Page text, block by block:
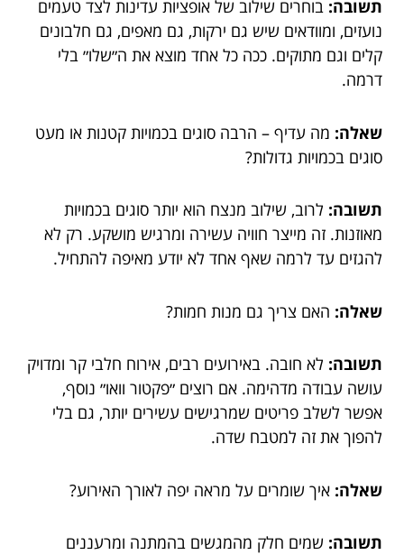
תשובה: בוחרים שילוב של אופציות עדינות לצד טעמים
נועזים, ומוודאים שיש גם ירקות, גם מאפים, גם חלבונים
קלים וגם מתוקים. ככה כל אחד מוצא את ה״שלו״ בלי
דרמה.
שאלה: מה עדיף – הרבה סוגים בכמויות קטנות או מעט
סוגים בכמויות גדולות?
תשובה: לרוב, שילוב מנצח הוא יותר סוגים בכמויות
מאוזנות. זה מייצר חוויה עשירה ומרגיש מושקע. רק לא
להגזים עד לרמה שאף אחד לא יודע מאיפה להתחיל.
שאלה: האם צריך גם מנות חמות?
תשובה: לא חובה. באירועים רבים, אירוח חלבי קר ומדויק
עושה עבודה מדהימה. אם רוצים ״פקטור וואו״ נוסף,
אפשר לשלב פריטים שמרגישים עשירים יותר, גם בלי
להפוך את זה למטבח שדה.
שאלה: איך שומרים על מראה יפה לאורך האירוע?
תשובה: שמים חלק מהמגשים בהמתנה ומרעננים